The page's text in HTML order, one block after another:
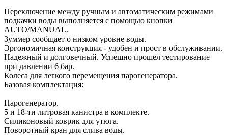
Переключение между ручным и автоматическим режимами
подкачки воды выполняется с помощью кнопки
AUTO/MANUAL.
Зуммер сообщает о низком уровне воды.
Эргономичная конструкция - удобен и прост в обслуживании.
Надежный и долговечный. Успешно прошел тестирование
при давлении 6 бар.
Колеса для легкого перемещения парогенератора.
Базовая комплектация:
Парогенератор.
5 и 18-ти литровая канистра в комплекте.
Силиконовый коврик для утюга.
Поворотный кран для слива воды.